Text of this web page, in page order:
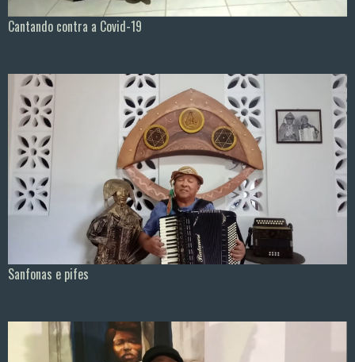
Cantando contra a Covid-19
Sanfonas e pifes